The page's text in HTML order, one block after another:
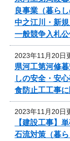
良事業（暮ら
中之江川・新
一般競争入札
2023年11月20日
県河工第河修
しの安全・安
食防止工工事
2023年11月20日
【建設工事】
石流対策（暮